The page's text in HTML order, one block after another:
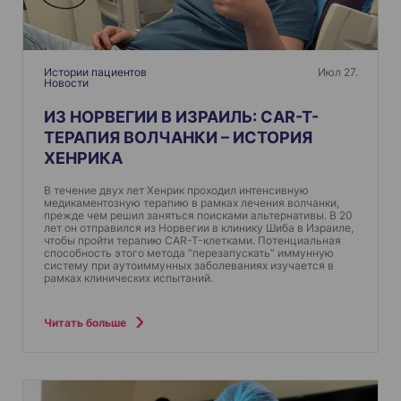
з
а
Истории пациентов
Новости
Июл 27.
ИЗ НОРВЕГИИ В ИЗРАИЛЬ: CAR-T-
ТЕРАПИЯ ВОЛЧАНКИ – ИСТОРИЯ
ХЕНРИКА
В течение двух лет Хенрик проходил интенсивную
медикаментозную терапию в рамках лечения волчанки,
прежде чем решил заняться поисками альтернативы. В 20
лет он отправился из Норвегии в клинику Шиба в Израиле,
чтобы пройти терапию CAR-T-клетками. Потенциальная
способность этого метода “перезапускать” иммунную
систему при аутоиммунных заболеваниях изучается в
рамках клинических испытаний.
Читать больше